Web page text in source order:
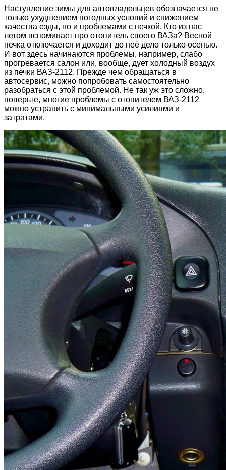
Наступление зимы для автовладельцев обозначается не
только ухудшением погодных условий и снижением
качества езды, но и проблемами с печкой. Кто из нас
летом вспоминает про отопитель своего ВАЗа? Весной
печка отключается и доходит до неё дело только осенью.
И вот здесь начинаются проблемы, например, слабо
прогревается салон или, вообще, дует холодный воздух
из печки ВАЗ-2112. Прежде чем обращаться в
автосервис, можно попробовать самостоятельно
разобраться с этой проблемой. Не так уж это сложно,
поверьте, многие проблемы с отопителем ВАЗ-2112
можно устранить с минимальными усилиями и
затратами.